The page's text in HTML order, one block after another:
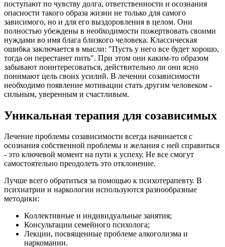
поступают по чувству долга, ответственности и осознания
опасности такого образа жизни не только для самого
зависимого, но и для его выздоровления в целом. Они
полностью убеждены в необходимости пожертвовать своими
нуждами во имя блага близкого человека. Классическая
ошибка заключается в мысли: "Пусть у него все будет хорошо,
тогда он перестанет пить". При этом они каким-то образом
забывают поинтересоваться, действительно ли они ясно
понимают цель своих усилий. В лечении созависимости
необходимо появление мотивации стать другим человеком -
сильным, уверенным и счастливым.
Уникальная терапия для созависимых
Лечение проблемы созависимости всегда начинается с
осознания собственной проблемы и желания с ней справиться
- это ключевой момент на пути к успеху. Не все смогут
самостоятельно преодолеть это отклонение.
Лучше всего обратиться за помощью к психотерапевту. В
психиатрии и наркологии используются разнообразные
методики:
Коллективные и индивидуальные занятия;
Консультации семейного психолога;
Лекции, посвященные проблеме алкоголизма и
наркомании.